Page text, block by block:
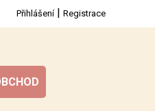
Přihlášení| Registrace